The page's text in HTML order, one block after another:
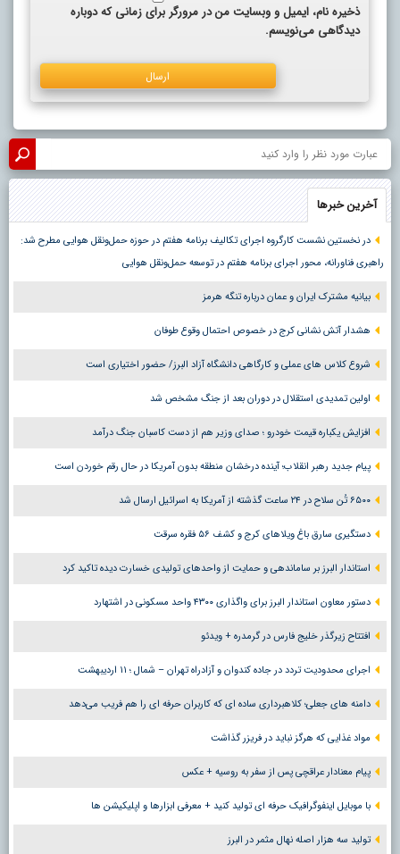
ذخیره نام، ایمیل و وبسایت من در مرورگر برای زمانی که دوباره
دیدگاهی می‌نویسم.
آخرین خبرها
در نخستین نشست کارگروه اجرای تکالیف برنامه هفتم در حوزه حمل‌ونقل هوایی مطرح شد:
راهبری فناورانه، محور اجرای برنامه هفتم در توسعه حمل‌ونقل هوایی
بیانیه مشترک ایران و عمان درباره تنگه هرمز
هشدار آتش نشانی کرج در خصوص احتمال وقوع طوفان
شروع کلاس های عملی و کارگاهی دانشگاه آزاد البرز/ حضور اختیاری است
اولین تمدیدی استقلال در دوران بعد از جنگ مشخص شد
افزایش یکباره قیمت خودرو ؛ صدای وزیر هم از دست کاسبان جنگ درآمد
پیام جدید رهبر انقلاب؛ آینده درخشان منطقه بدون آمریکا در حال رقم خوردن است
۶۵۰۰ تُن سلاح در ۲۴ ساعت گذشته از آمریکا به اسرائیل ارسال شد
دستگیری سارق باغ ویلاهای کرج و کشف ۵۶ فقره سرقت
استاندار البرز بر ساماندهی و حمایت از واحدهای تولیدی خسارت دیده تاکید کرد
دستور معاون استاندار البرز برای واگذاری ۴۳۰۰ واحد مسکونی در اشتهارد
افتتاح زیرگذر خلیج فارس در گرمدره + ویدئو
اجرای محدودیت تردد در جاده کندوان و آزادراه تهران – شمال ؛ ١١ اردیبهشت
دامنه های جعلی؛ کلاهبرداری ساده ای که کاربران حرفه ای را هم فریب می‌دهد
مواد غذایی که هرگز نباید در فریزر گذاشت
پیام معنادار عراقچی پس از سفر به روسیه + عکس
با موبایل اینفوگرافیک حرفه ای تولید کنید + معرفی ابزارها و اپلیکیشن ها
تولید سه هزار اصله نهال مثمر در البرز